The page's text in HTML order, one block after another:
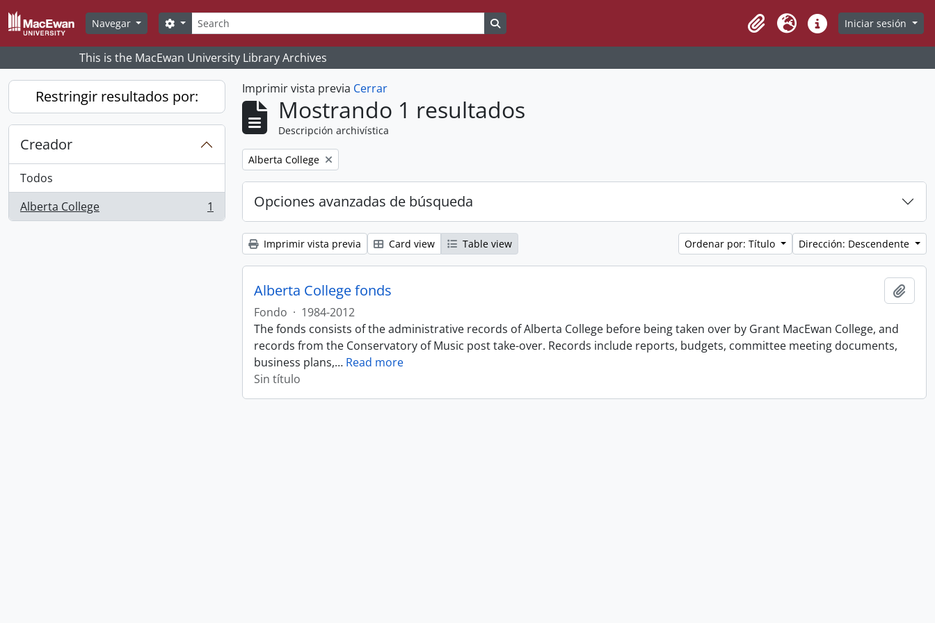
Skip to main content
Navegar
Búsqueda
Search options
Clipboard
Idioma Enlaces rápidos
Iniciar sesión
This is the MacEwan University Library Archives
Restringir resultados por:
Creador
Todos
Alberta College
, 1 resultados 1
Imprimir vista previa Cerrar
Mostrando 1 resultados
Descripción archivística
Remove filter:
Alberta College
Opciones avanzadas de búsqueda
Imprimir vista previa Card view Table view Ordenar por: Título Dirección: Descendente
Alberta College fonds
Fondo · 1984-2012
The fonds consists of the administrative records of Alberta College before being taken over by Grant MacEwan College, and
records from the Conservatory of Music post take-over. Records include reports, budgets, committee meeting documents,
business plans,… Read more
Sin título